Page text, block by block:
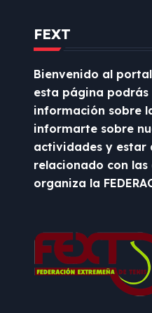
t
a
d
a
s
FEXT
Bienvenido al portal
esta página
información sobre
informarte sobre
actividades y
relacionado con
organiza la